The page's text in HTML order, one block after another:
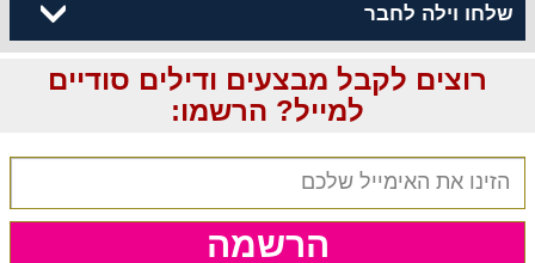
שלחו וילה לחבר
רוצים לקבל מבצעים ודילים סודיים
למייל? הרשמו:
הרשמה